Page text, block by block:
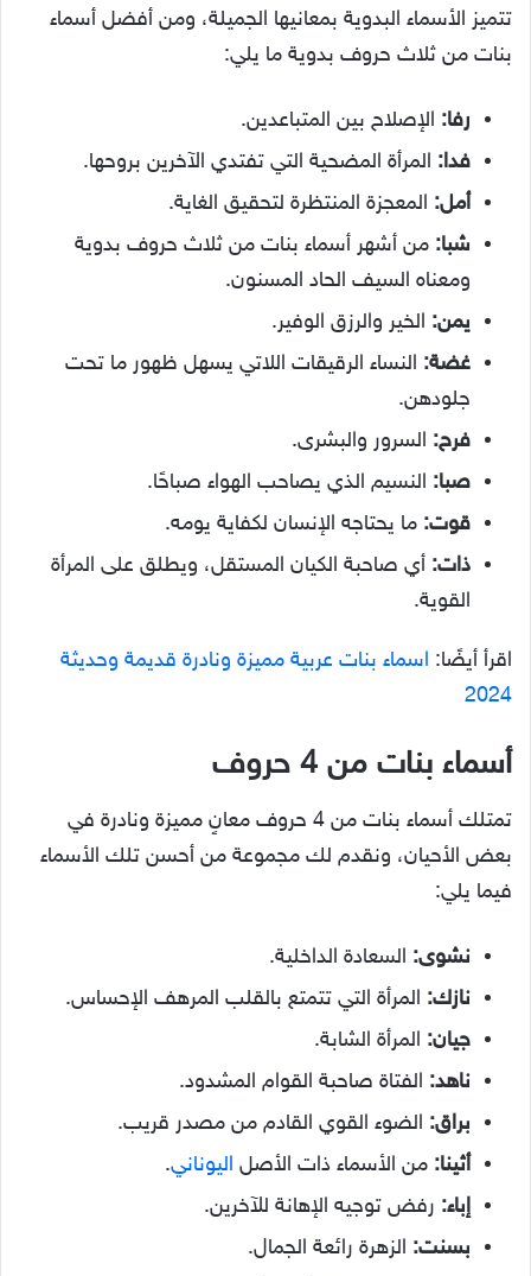
تتميز الأسماء البدوية بمعانيها الجميلة، ومن أفضل أسماء
بنات من ثلاث حروف بدوية ما يلي:
رفا: الإصلاح بين المتباعدين.
فدا: المرأة المضحية التي تفتدي الآخرين بروحها.
أمل: المعجزة المنتظرة لتحقيق الغاية.
شبا: من أشهر أسماء بنات من ثلاث حروف بدوية
ومعناه السيف الحاد المسنون.
يمن: الخير والرزق الوفير.
غضة: النساء الرقيقات اللاتي يسهل ظهور ما تحت
جلودهن.
فرح: السرور والبشرى.
صبا: النسيم الذي يصاحب الهواء صباحًا.
قوت: ما يحتاجه الإنسان لكفاية يومه.
ذات: أي صاحبة الكيان المستقل، ويطلق على المرأة
القوية.
اقرأ أيضًا: اسماء بنات عربية مميزة ونادرة قديمة وحديثة
2024
أسماء بنات من 4 حروف
تمتلك أسماء بنات من 4 حروف معانٍ مميزة ونادرة في
بعض الأحيان، ونقدم لك مجموعة من أحسن تلك الأسماء
فيما يلي:
نشوى: السعادة الداخلية.
نازك: المرأة التي تتمتع بالقلب المرهف الإحساس.
جيان: المرأة الشابة.
ناهد: الفتاة صاحبة القوام المشدود.
براق: الضوء القوي القادم من مصدر قريب.
أثينا: من الأسماء ذات الأصل اليوناني.
إباء: رفض توجيه الإهانة للآخرين.
بسنت: الزهرة رائعة الجمال.